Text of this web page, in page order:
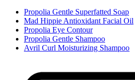
Propolia Gentle Superfatted Soap
Mad Hippie Antioxidant Facial Oil
Propolia Eye Contour
Propolia Gentle Shampoo
Avril Curl Moisturizing Shampoo